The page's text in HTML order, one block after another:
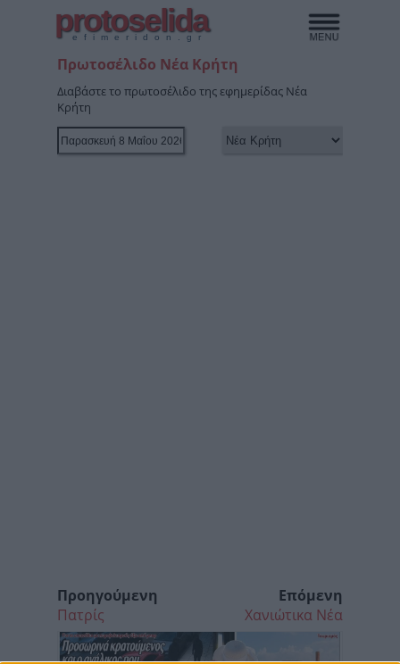
protoselida
efimeridon.gr
Πρωτοσέλιδο Νέα Κρήτη
Διαβάστε το πρωτοσέλιδο της εφημερίδας Νέα
Κρήτη
Προηγούμενη
Πατρίς
Επόμενη
Χανιώτικα Νέα